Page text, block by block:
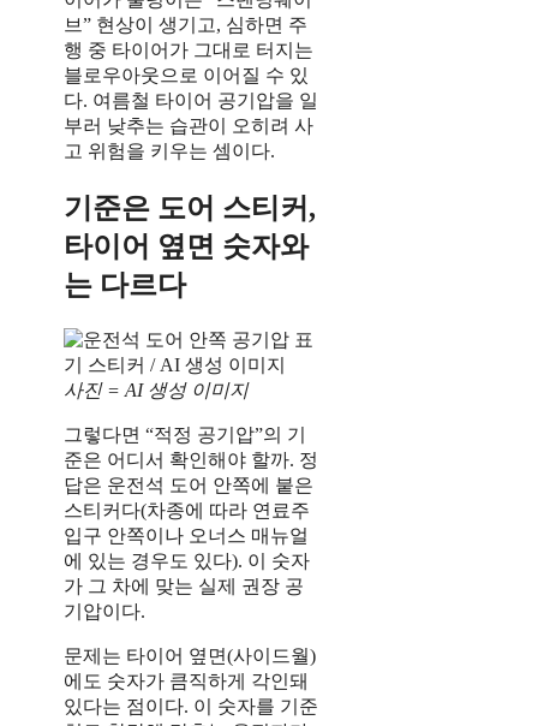
브” 현상이 생기고, 심하면 주
행 중 타이어가 그대로 터지는
블로우아웃으로 이어질 수 있
다. 여름철 타이어 공기압을 일
부러 낮추는 습관이 오히려 사
고 위험을 키우는 셈이다.
기준은 도어 스티커,
타이어 옆면 숫자와
는 다르다
사진 = AI 생성 이미지
그렇다면 “적정 공기압”의 기
준은 어디서 확인해야 할까. 정
답은 운전석 도어 안쪽에 붙은
스티커다(차종에 따라 연료주
입구 안쪽이나 오너스 매뉴얼
에 있는 경우도 있다). 이 숫자
가 그 차에 맞는 실제 권장 공
기압이다.
문제는 타이어 옆면(사이드월)
에도 숫자가 큼직하게 각인돼
있다는 점이다. 이 숫자를 기준